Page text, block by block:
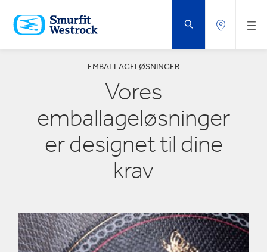
DIREKTE
TIL
HOVEDINDHOLDET
EMBALLAGELØSNINGER
Vores
emballageløsninger
er designet til dine
krav